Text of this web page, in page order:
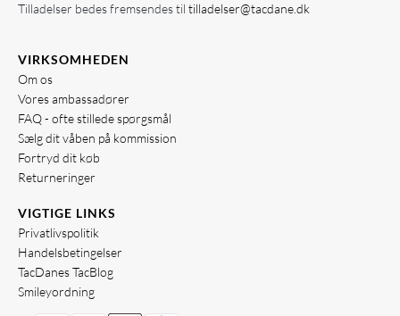
Tilladelser bedes fremsendes til tilladelser@tacdane.dk
VIRKSOMHEDEN
Om os
Vores ambassadører
FAQ - ofte stillede spørgsmål
Sælg dit våben på kommission
Fortryd dit køb
Returneringer
VIGTIGE LINKS
Privatlivspolitik
Handelsbetingelser
TacDanes TacBlog
Smileyordning